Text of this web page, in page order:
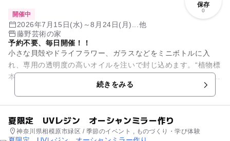
保存
0
開催中
2026年7月15日(水)～8月24日(月)...他
藤野芸術の家
予約不要、毎日開催！！
小さな貝殻やドライフラワー、ガラスなどをミニボトルに入
れ、専用の透明度の高いオイルを注いで封じ込めます。“植物標
本”の意味を持つ「ハーバリウム」。小さなボトルの中に美しい
海の世界を表現しましょう...続きをみる
夏限定 UVレジン オーシャンミラー作り
神奈川県相模原市緑区 / 季節のイベント , ものづくり・学び体験